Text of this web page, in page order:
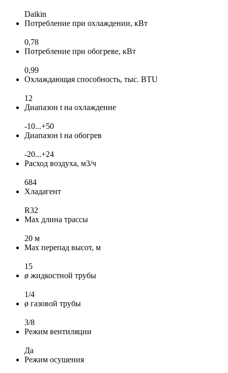
Daikin
Потребление при охлаждении, кВт
0,78
Потребление при обогреве, кВт
0,99
Охлаждающая способность, тыс. BTU
12
Диапазон t на охлаждение
-10...+50
Диапазон t на обогрев
-20...+24
Расход воздуха, м3/ч
684
Хладагент
R32
Max длина трассы
20 м
Max перепад высот, м
15
ø жидкостной трубы
1/4
ø газовой трубы
3/8
Режим вентиляции
Да
Режим осушения